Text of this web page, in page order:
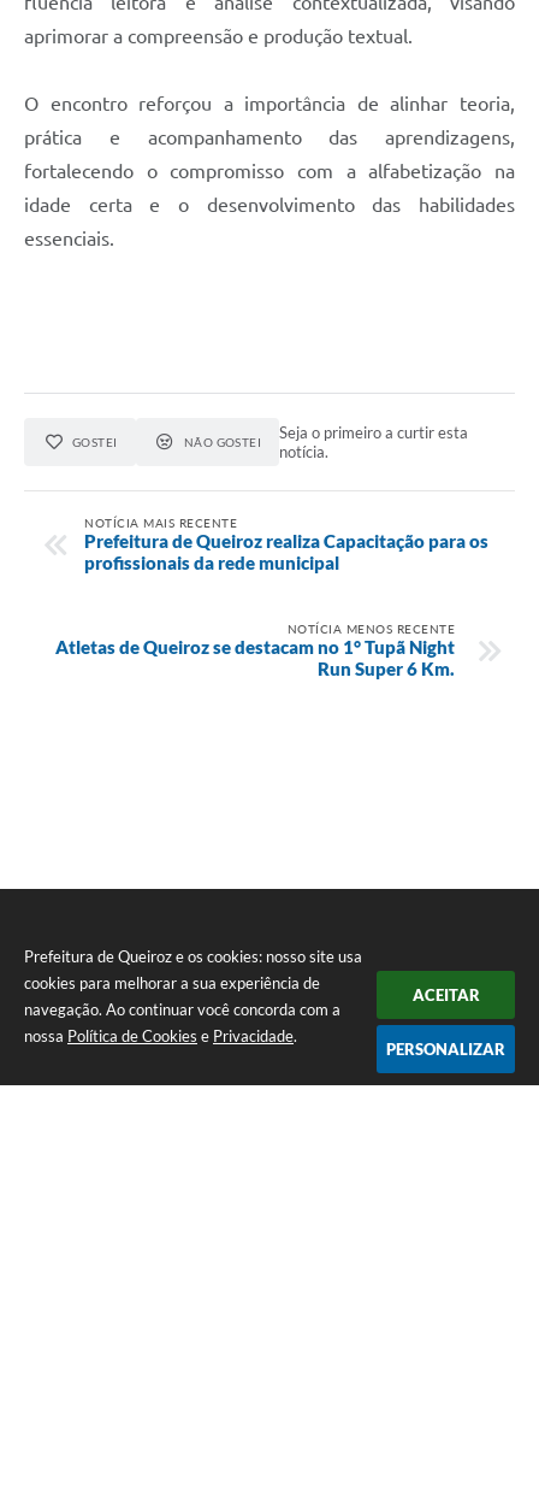
Prefeitura de Queiroz e os cookies: nosso site usa
cookies para melhorar a sua experiência de
navegação. Ao continuar você concorda com a
nossa Política de Cookies e Privacidade.
ACEITAR
PERSONALIZAR
aprimorar a compreensão e produção textual.
O encontro reforçou a importância de alinhar teoria,
prática e acompanhamento das aprendizagens,
fortalecendo o compromisso com a alfabetização na
idade certa e o desenvolvimento das habilidades
essenciais.
GOSTEI NÃO GOSTEI
Seja o primeiro a curtir esta
notícia.
NOTÍCIA MAIS RECENTE
Prefeitura de Queiroz realiza Capacitação para os
profissionais da rede municipal
NOTÍCIA MENOS RECENTE
Atletas de Queiroz se destacam no 1° Tupã Night
Run Super 6 Km.